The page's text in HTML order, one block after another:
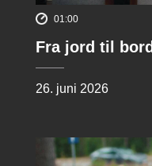
01:00
Fra jord til bord
26. juni 2026